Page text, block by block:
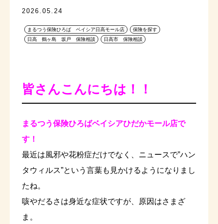
2026.05.24
まるつう保険ひろば ベイシア日高モール店
保険を探す
日高 鶴ヶ島 坂戸 保険相談
日高市 保険相談
皆さんこんにちは！！
まるつう保険ひろばベイシアひだかモール店で
す！
最近は風邪や花粉症だけでなく、ニュースで”ハン
タウィルス”という言葉も見かけるようになりまし
たね。
咳やだるさは身近な症状ですが、原因はさまざ
ま。